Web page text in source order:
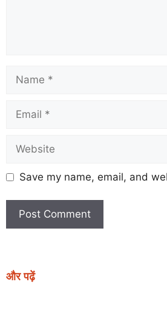
Save my name, email, and
और पढ़ें